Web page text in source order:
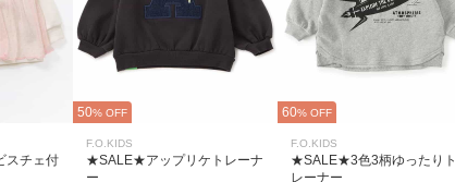
チェ付
50% OFF
F.O.KIDS
★SALE★アップリケトレーナ
ー
60% OFF
F.O.KIDS
★SALE★3色3柄ゆったりト
レーナー